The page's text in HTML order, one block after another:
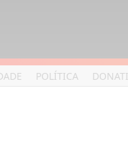
POLÍTICA